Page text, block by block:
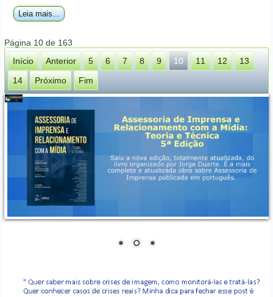
Leia mais...
Página 10 de 163
Início
Anterior 5 6 7 8 9 10 11 12
13
14
Próximo Fim